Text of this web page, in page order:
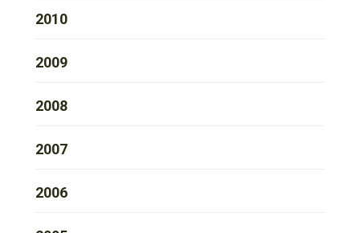
2010
2009
2008
2007
2006